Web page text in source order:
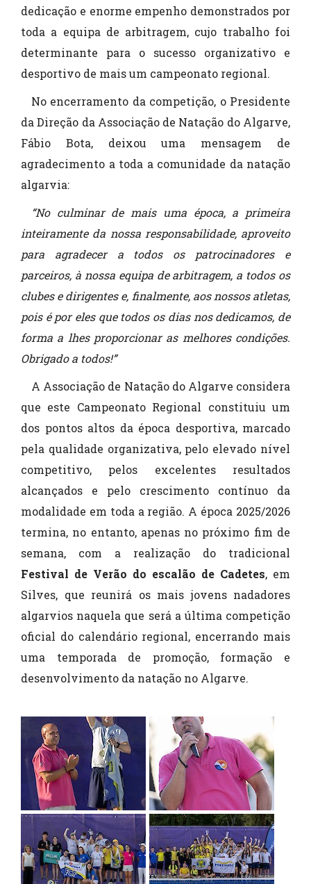
dedicação e enorme empenho demonstrados por
toda a equipa de arbitragem, cujo trabalho foi
determinante para o sucesso organizativo e
desportivo de mais um campeonato regional.
No encerramento da competição, o Presidente
da Direção da Associação de Natação do Algarve,
Fábio Bota, deixou uma mensagem de
agradecimento a toda a comunidade da natação
algarvia:
“No culminar de mais uma época, a primeira
inteiramente da nossa responsabilidade, aproveito
para agradecer a todos os patrocinadores e
parceiros, à nossa equipa de arbitragem, a todos os
clubes e dirigentes e, finalmente, aos nossos atletas,
pois é por eles que todos os dias nos dedicamos, de
forma a lhes proporcionar as melhores condições.
Obrigado a todos!”
A Associação de Natação do Algarve considera
que este Campeonato Regional constituiu um
dos pontos altos da época desportiva, marcado
pela qualidade organizativa, pelo elevado nível
competitivo, pelos excelentes resultados
alcançados e pelo crescimento contínuo da
modalidade em toda a região. A época 2025/2026
termina, no entanto, apenas no próximo fim de
semana, com a realização do tradicional
Festival de Verão do escalão de Cadetes, em
Silves, que reunirá os mais jovens nadadores
algarvios naquela que será a última competição
oficial do calendário regional, encerrando mais
uma temporada de promoção, formação e
desenvolvimento da natação no Algarve.